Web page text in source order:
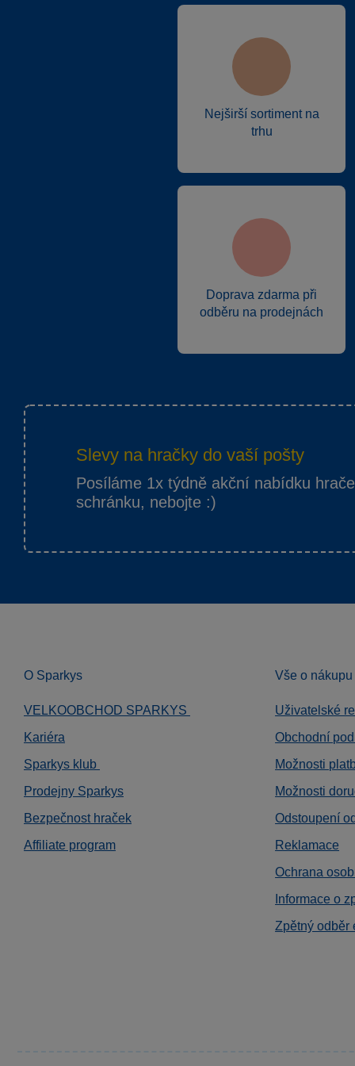
Nejširší sortiment na
trhu
Doprava zdarma při
odběru na prodejnách
Slevy na hračky do vaší pošty
Posíláme 1x týdně akční nabídku
schránku, nebojte :)
O Sparkys
VELKOOBCHOD SPARKYS
Kariéra
Sparkys klub
Prodejny Sparkys
Bezpečnost hraček
Affiliate program
Vše o nákupu
Uživatelské
Obchodní
Možnosti
Možnosti
Odstoupení
Reklamace
Ochrana
Informace o
Zpětný odběr